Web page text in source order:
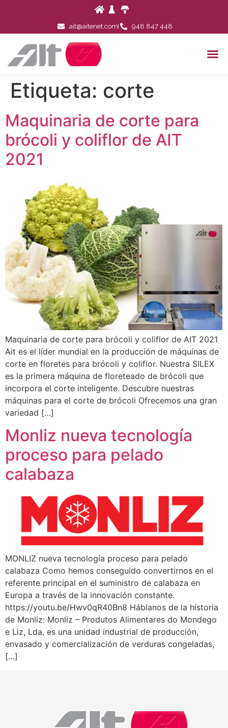
ait@aitenet.com 948 847 448
Etiqueta: corte
Maquinaria de corte para
brócoli y coliflor de AIT
2021
Maquinaria de corte para brócoli y coliflor de AIT 2021
Ait es el líder mundial en la producción de máquinas de
corte en floretes para brócoli y coliflor. Nuestra SILEX
es la primera máquina de floreteado de brócoli que
incorpora el corte inteligente. Descubre nuestras
máquinas para el corte de brócoli Ofrecemos una gran
variedad […]
Monliz nueva tecnología
proceso para pelado
calabaza
MONLIZ nueva tecnología proceso para pelado
calabaza Como hemos conseguido convertirnos en el
referente principal en el suministro de calabaza en
Europa a través de la innovación constante.
https://youtu.be/Hwv0qR40Bn8 Háblanos de la historia
de Monliz: Monliz – Produtos Alimentares do Mondego
e Liz, Lda, es una unidad industrial de producción,
envasado y comercialización de verduras congeladas,
[…]